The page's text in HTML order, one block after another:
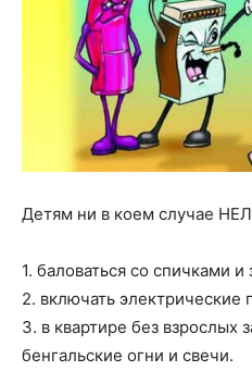
Детям ни в коем случае
1. баловаться со спичками и
2. включать электрические
3. в квартире без взрослых
бенгальские огни и свечи.